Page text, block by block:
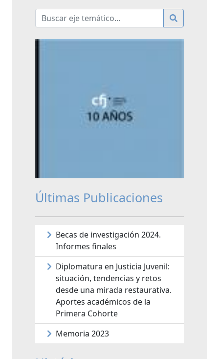
Últimas Publicaciones
Becas de investigación 2024.
Informes finales
Diplomatura en Justicia Juvenil:
situación, tendencias y retos
desde una mirada restaurativa.
Aportes académicos de la
Primera Cohorte
Memoria 2023